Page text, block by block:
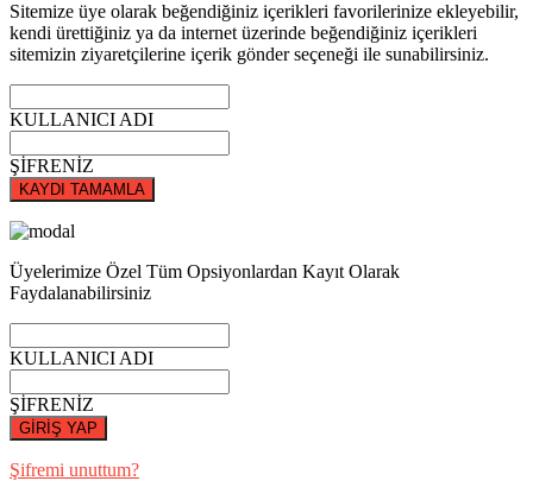
Sitemize üye olarak beğendiğiniz içerikleri favorilerinize ekleyebilir,
kendi ürettiğiniz ya da internet üzerinde beğendiğiniz içerikleri
sitemizin ziyaretçilerine içerik gönder seçeneği ile sunabilirsiniz.
KULLANICI ADI
ŞİFRENİZ
KAYDI TAMAMLA
Üyelerimize Özel Tüm Opsiyonlardan Kayıt Olarak
Faydalanabilirsiniz
KULLANICI ADI
ŞİFRENİZ
GİRİŞ YAP
Şifremi unuttum?